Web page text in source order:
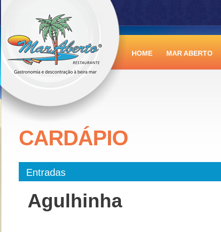
HOME MAR ABERTO
CARDÁPIO
Entradas
Agulhinha